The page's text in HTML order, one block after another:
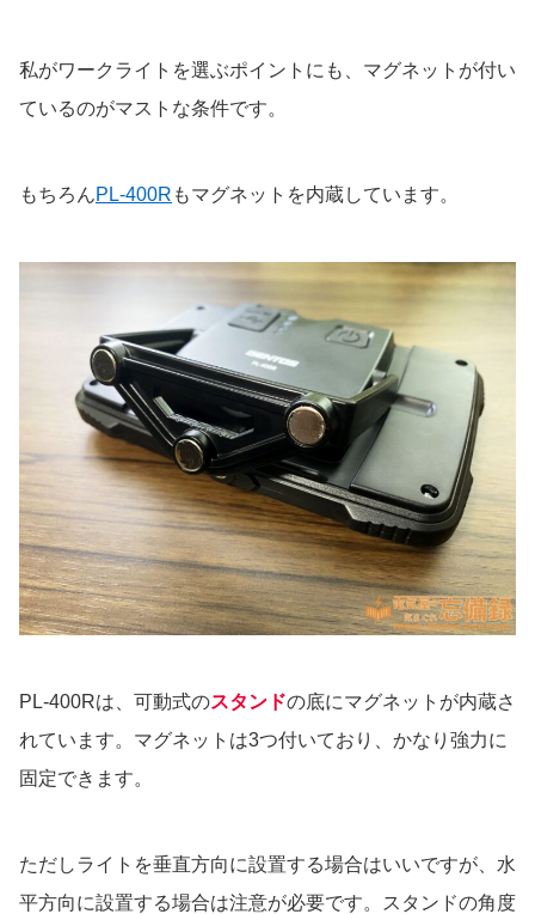
私がワークライトを選ぶポイントにも、マグネットが付い
ているのがマストな条件です。
もちろんPL-400R もマグネットを内蔵しています。
PL-400Rは、可動式のスタンドの底にマグネットが内蔵さ
れています。マグネットは3つ付いており、かなり強力に
固定できます。
ただしライトを垂直方向に設置する場合はいいですが、水
平方向に設置する場合は注意が必要です。スタンドの角度